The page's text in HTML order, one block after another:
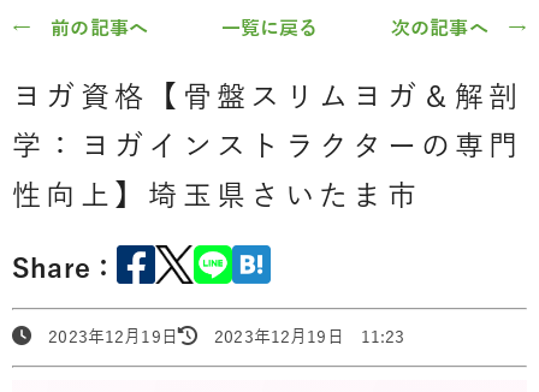
← 前の記事へ 一覧に戻る 次の記事へ →
ヨガ資格【骨盤スリムヨガ＆解剖
学：ヨガインストラクターの専門
性向上】埼玉県さいたま市
Share：
2023年12月19日 2023年12月19日 11:23